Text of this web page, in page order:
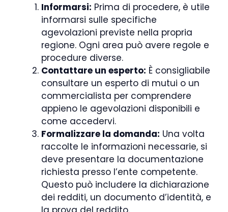
Informarsi: Prima di procedere, è utile
informarsi sulle specifiche
agevolazioni previste nella propria
regione. Ogni area può avere regole e
procedure diverse.
Contattare un esperto: È consigliabile
consultare un esperto di mutui o un
commercialista per comprendere
appieno le agevolazioni disponibili e
come accedervi.
Formalizzare la domanda: Una volta
raccolte le informazioni necessarie, si
deve presentare la documentazione
richiesta presso l’ente competente.
Questo può includere la dichiarazione
dei redditi, un documento d’identità, e